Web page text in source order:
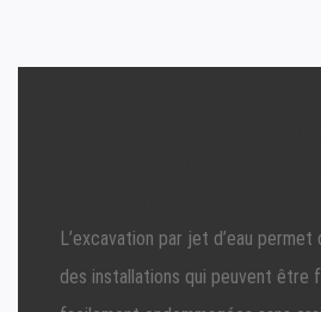
L’excavation par jet d’eau
des installations qui peuvent être